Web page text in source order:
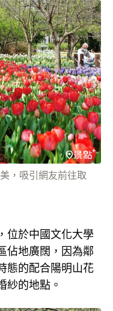
，吸引網友前往取
位於中國文化大學
佔地廣闊，因為鄰
態的配合陽明山花
紗的地點。